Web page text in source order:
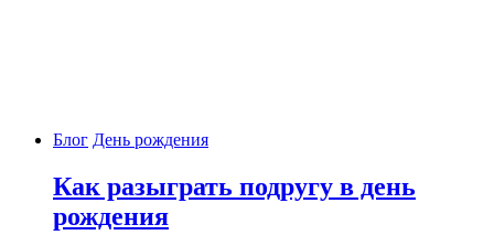
Блог День рождения
Как разыграть подругу в день
рождения